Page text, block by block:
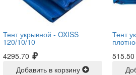
Тент укрывной - OXISS
120/10/10
4295.70
Добавить в корзину
Тент
515.50